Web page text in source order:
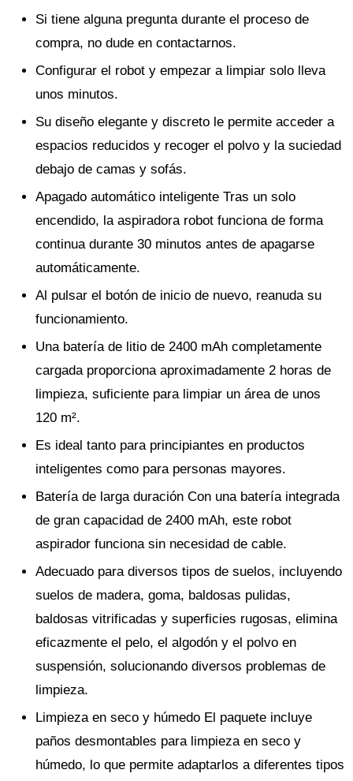
Si tiene alguna pregunta durante el proceso de
compra, no dude en contactarnos.
Configurar el robot y empezar a limpiar solo lleva
unos minutos.
Su diseño elegante y discreto le permite acceder a
espacios reducidos y recoger el polvo y la suciedad
debajo de camas y sofás.
Apagado automático inteligente Tras un solo
encendido, la aspiradora robot funciona de forma
continua durante 30 minutos antes de apagarse
automáticamente.
Al pulsar el botón de inicio de nuevo, reanuda su
funcionamiento.
Una batería de litio de 2400 mAh completamente
cargada proporciona aproximadamente 2 horas de
limpieza, suficiente para limpiar un área de unos
120 m².
Es ideal tanto para principiantes en productos
inteligentes como para personas mayores.
Batería de larga duración Con una batería integrada
de gran capacidad de 2400 mAh, este robot
aspirador funciona sin necesidad de cable.
Adecuado para diversos tipos de suelos, incluyendo
suelos de madera, goma, baldosas pulidas,
baldosas vitrificadas y superficies rugosas, elimina
eficazmente el pelo, el algodón y el polvo en
suspensión, solucionando diversos problemas de
limpieza.
Limpieza en seco y húmedo El paquete incluye
paños desmontables para limpieza en seco y
húmedo, lo que permite adaptarlos a diferentes tipos